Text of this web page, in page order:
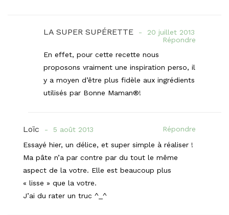
LA SUPER SUPÉRETTE
20 juillet 2013
Répondre
En effet, pour cette recette nous
proposons vraiment une inspiration perso, il
y a moyen d’être plus fidèle aux ingrédients
utilisés par Bonne Maman®!
Loïc 5 août 2013
Répondre
Essayé hier, un délice, et super simple à réaliser !
Ma pâte n’a par contre par du tout le même
aspect de la votre. Elle est beaucoup plus
« lisse » que la votre.
J’ai du rater un truc ^_^